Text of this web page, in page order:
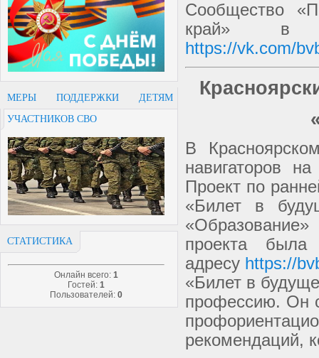
МЕРЫ ПОДДЕРЖКИ ДЕТЯМ
УЧАСТНИКОВ СВО
СТАТИСТИКА
Онлайн всего: 1
Гостей: 1
Пользователей: 0
Сообщество
край» в
https://vk.com/
В
навигаторов
Проект по
«Билет в
проекта
адресу https://
«Билет в
профессию. Он
рекомендаций,